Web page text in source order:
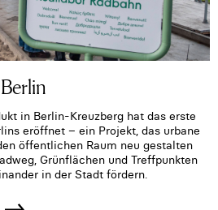
in Berlin-Kreuzberg hat das erste
eröffnet – ein Projekt, das urbane
öffentlichen Raum neu gestalten
Grünflächen und Treffpunkten
in der Stadt fördern.